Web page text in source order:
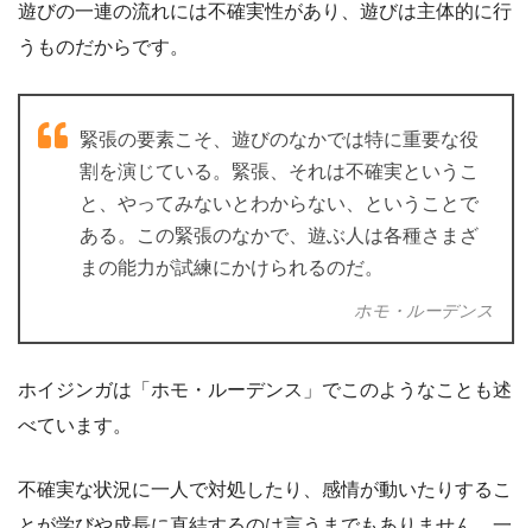
遊びの一連の流れには不確実性があり、遊びは主体的に行
うものだからです。
緊張の要素こそ、遊びのなかでは特に重要な役
割を演じている。緊張、それは不確実というこ
と、やってみないとわからない、ということで
ある。この緊張のなかで、遊ぶ人は各種さまざ
まの能力が試練にかけられるのだ。
ホモ・ルーデンス
ホイジンガは「ホモ・ルーデンス」でこのようなことも述
べています。
不確実な状況に一人で対処したり、感情が動いたりするこ